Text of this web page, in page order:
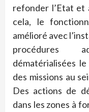
refonder l’Etat et
cela, le
amélioré avec
procédures
dématérialisées
des missions au
Des actions de
dans les zones à